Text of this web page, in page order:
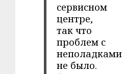
сервисном
центре,
так что
проблем с
неполадками
не было.